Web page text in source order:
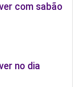
com sabão
no dia